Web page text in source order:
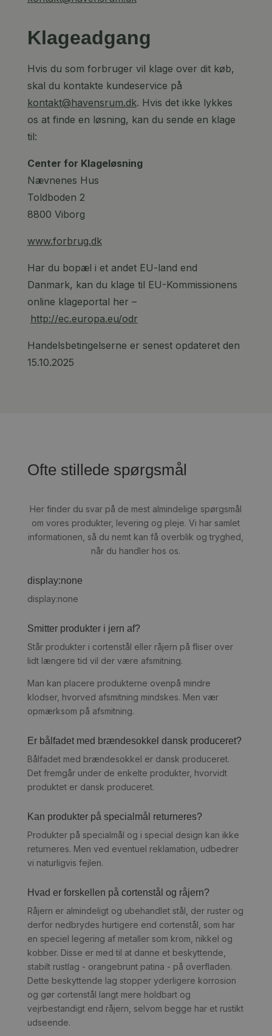
Klageadgang
Hvis du som forbruger vil klage over dit køb,
skal du kontakte kundeservice på
kontakt@havensrum.dk. Hvis det ikke lykkes
os at finde en løsning, kan du sende en klage
til:
Center for Klageløsning
Nævnenes Hus
Toldboden 2
8800 Viborg
www.forbrug.dk
Har du bopæl i et andet EU-land end
Danmark, kan du klage til EU-Kommissionens
online klageportal her –
http://ec.europa.eu/odr
Handelsbetingelserne er senest opdateret den
15.10.2025
Ofte stillede spørgsmål
Her finder du svar på de mest almindelige spørgsmål
om vores produkter, levering og pleje. Vi har samlet
informationen, så du nemt kan få overblik og tryghed,
når du handler hos os.
display:none
display:none
Smitter produkter i jern af?
Står produkter i cortenstål eller råjern på fliser over
lidt længere tid vil der være afsmitning.
Man kan placere produkterne ovenpå mindre
klodser, hvorved afsmitning mindskes. Men vær
opmærksom på afsmitning.
Er bålfadet med brændesokkel dansk produceret?
Bålfadet med brændesokkel er dansk produceret.
Det fremgår under de enkelte produkter, hvorvidt
produktet er dansk produceret.
Kan produkter på specialmål returneres?
Produkter på specialmål og i special design kan ikke
returneres. Men ved eventuel reklamation, udbedrer
vi naturligvis fejlen.
Hvad er forskellen på cortenstål og råjern?
Råjern er almindeligt og ubehandlet stål, der ruster og
derfor nedbrydes hurtigere end cortenstål, som har
en speciel legering af metaller som krom, nikkel og
kobber. Disse er med til at danne et beskyttende,
stabilt rustlag - orangebrunt patina - på overfladen.
Dette beskyttende lag stopper yderligere korrosion
og gør cortenstål langt mere holdbart og
vejrbestandigt end råjern, selvom begge har et rustikt
udseende.